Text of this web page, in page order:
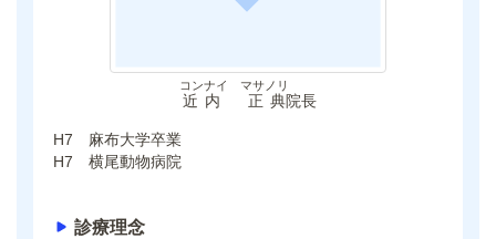
近内 正典
コンナイ マサノリ
院長
H7 麻布大学卒業
H7 横尾動物病院
診療理念